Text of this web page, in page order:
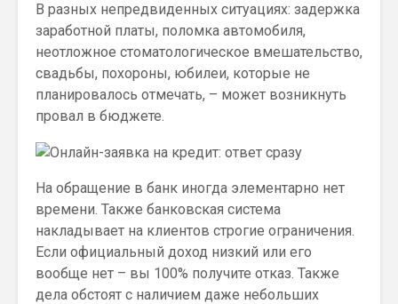
В разных непредвиденных ситуациях: задержка
заработной платы, поломка автомобиля,
неотложное стоматологическое вмешательство,
свадьбы, похороны, юбилеи, которые не
планировалось отмечать, – может возникнуть
провал в бюджете.
На обращение в банк иногда элементарно нет
времени. Также банковская система
накладывает на клиентов строгие ограничения.
Если официальный доход низкий или его
вообще нет – вы 100% получите отказ. Также
дела обстоят с наличием даже небольших